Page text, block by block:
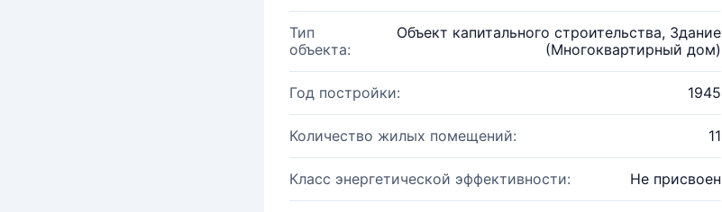
Тип
объекта:
Объект капитального строительства, Здание
(Многоквартирный дом)
Год постройки: 1945
Количество жилых помещений: 11
Класс энергетической эффективности: Не присвоен